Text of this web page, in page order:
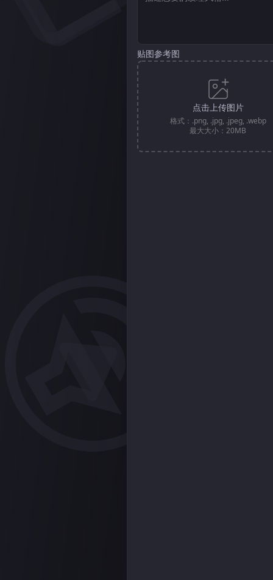
贴图参考图
点击上传图片
格式：.png, .jpg, .jpeg, .webp
最大大小：20MB